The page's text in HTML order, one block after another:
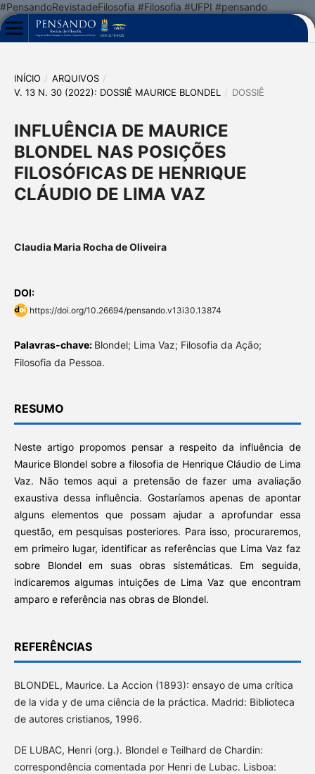
#PensandoRevistadeFilosofia #Filosofia #UFPI #pensando
INÍCIO / ARQUIVOS /
V. 13 N. 30 (2022): DOSSIÊ MAURICE BLONDEL
/ DOSSIÊ
INFLUÊNCIA DE MAURICE
BLONDEL NAS POSIÇÕES
FILOSÓFICAS DE HENRIQUE
CLÁUDIO DE LIMA VAZ
Claudia Maria Rocha de Oliveira
DOI:
https://doi.org/10.26694/pensando.v13i30.13874
Palavras-chave: Blondel; Lima Vaz; Filosofia da Ação;
Filosofia da Pessoa.
RESUMO
Neste artigo propomos pensar a respeito da influência de
Maurice Blondel sobre a filosofia de Henrique Cláudio de Lima
Vaz. Não temos aqui a pretensão de fazer uma avaliação
exaustiva dessa influência. Gostaríamos apenas de apontar
alguns elementos que possam ajudar a aprofundar essa
questão, em pesquisas posteriores. Para isso, procuraremos,
em primeiro lugar, identificar as referências que Lima Vaz faz
sobre Blondel em suas obras sistemáticas. Em seguida,
indicaremos algumas intuições de Lima Vaz que encontram
amparo e referência nas obras de Blondel.
REFERÊNCIAS
BLONDEL, Maurice. La Accion (1893): ensayo de uma crítica
de la vida y de uma ciência de la práctica. Madrid: Biblioteca
de autores cristianos, 1996.
DE LUBAC, Henri (org.). Blondel e Teilhard de Chardin:
correspondência comentada por Henri de Lubac. Lisboa: